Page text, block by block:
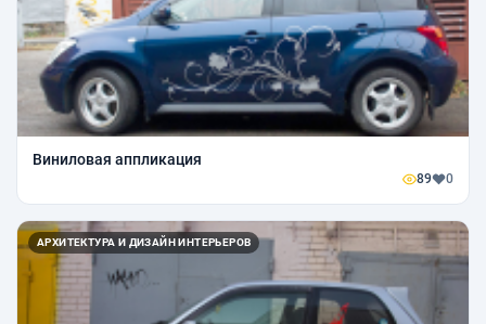
Виниловая аппликация
89 0
АРХИТЕКТУРА И ДИЗАЙН ИНТЕРЬЕРОВ